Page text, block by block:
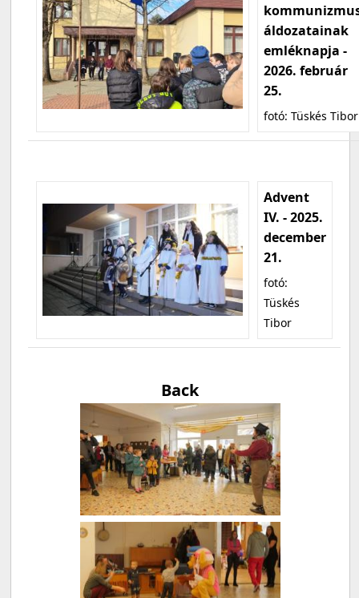
áldozatainak
emléknapja -
2026. február
25.
fotó: Tüskés Tibor
Advent
IV. - 2025.
december
21.
fotó:
Tüskés
Tibor
Back